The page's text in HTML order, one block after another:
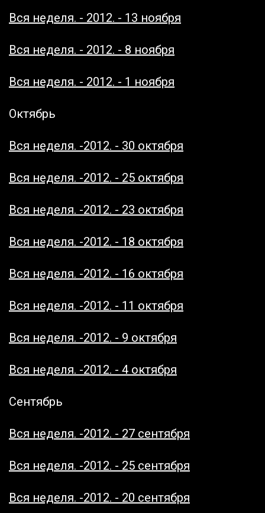
Вся неделя. - 2012. - 13 ноября
Вся неделя. - 2012. - 8 ноября
Вся неделя. - 2012. - 1 ноября
Октябрь
Вся неделя. -2012. - 30 октября
Вся неделя. -2012. - 25 октября
Вся неделя. -2012. - 23 октября
Вся неделя. -2012. - 18 октября
Вся неделя. -2012. - 16 октября
Вся неделя. -2012. - 11 октября
Вся неделя. -2012. - 9 октября
Вся неделя. -2012. - 4 октября
Сентябрь
Вся неделя. -2012. - 27 сентября
Вся неделя. -2012. - 25 сентября
Вся неделя. -2012. - 20 сентября